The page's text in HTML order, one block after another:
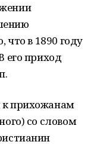
что в 1890 году
его приход
к прихожанам
со словом